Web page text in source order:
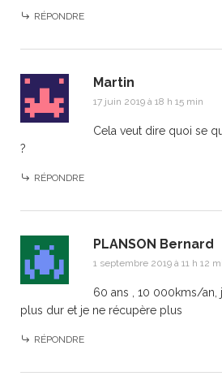
RÉPONDRE
Martin
17 juin 2019 à 18 h 15 min
Cela veut dire quoi se
?
RÉPONDRE
PLANSON Bernard
1 septembre 2019 à 11 h 12
60 ans , 10 000kms/an,
plus dur et je ne récupère plus
RÉPONDRE